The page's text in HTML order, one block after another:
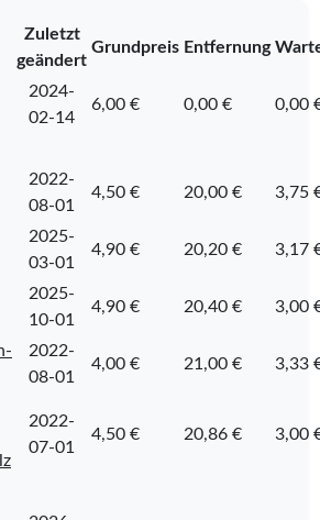
Zuletzt
geändert
Grundpreis Entfernung
2024-
02-14
6,00 € 0,00 € 0,00
2022-
08-01
4,50 € 20,00 € 3,75
2025-
03-01
4,90 € 20,20 € 3,17
2025-
10-01
4,90 € 20,40 € 3,00
2022-
08-01
4,00 € 21,00 € 3,33
2022-
07-01
4,50 € 20,86 € 3,00